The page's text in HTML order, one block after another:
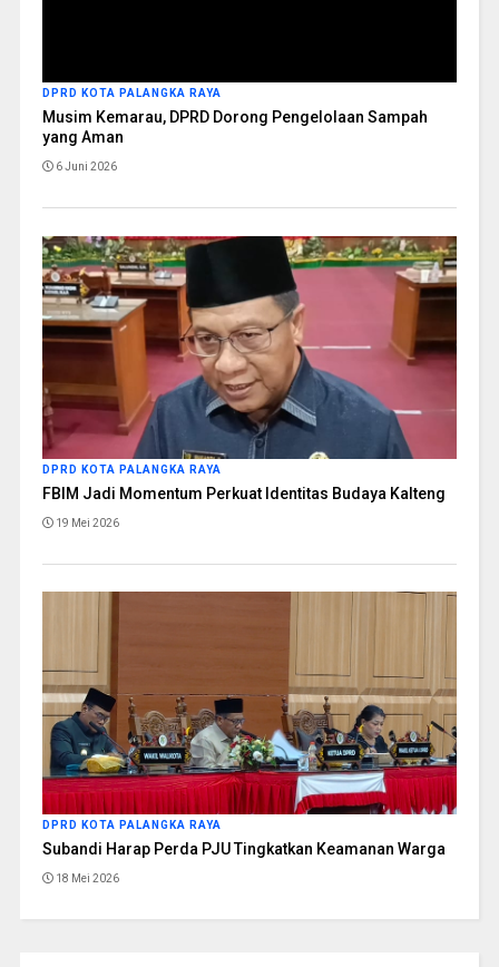
DPRD KOTA PALANGKA RAYA
Musim Kemarau, DPRD Dorong Pengelolaan Sampah
yang Aman
6 Juni 2026
DPRD KOTA PALANGKA RAYA
FBIM Jadi Momentum Perkuat Identitas Budaya Kalteng
19 Mei 2026
DPRD KOTA PALANGKA RAYA
Subandi Harap Perda PJU Tingkatkan Keamanan Warga
18 Mei 2026